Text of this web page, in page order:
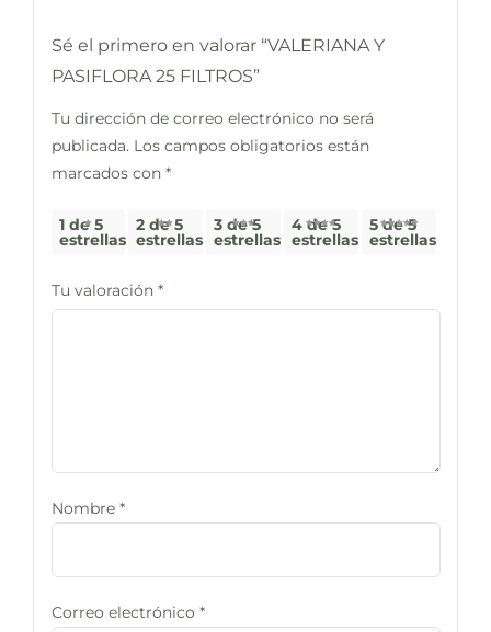
Sé el primero en valorar “VALERIANA Y
PASIFLORA 25 FILTROS”
Tu dirección de correo electrónico no será
publicada. Los campos obligatorios están
marcados con *
1 de 5
estrellas
2 de 5
estrellas
3 de 5
estrellas
4 de 5
estrellas
5 de 5
estrellas
Tu valoración *
Nombre *
Correo electrónico *